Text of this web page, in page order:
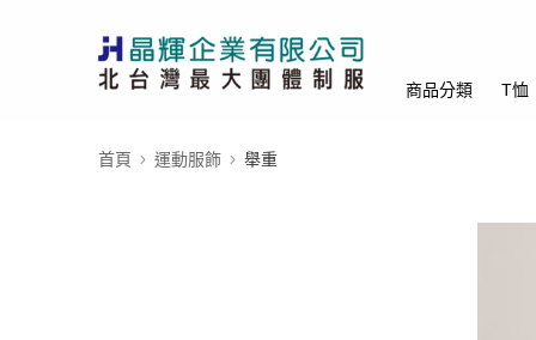
商品分類 T恤
首頁 運動服飾 舉重